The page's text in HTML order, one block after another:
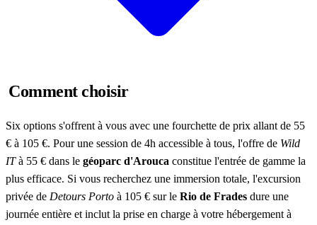
Comment choisir
Six options s'offrent à vous avec une fourchette de prix allant de 55
€ à 105 €. Pour une session de 4h accessible à tous, l'offre de Wild
ITà 55 € dans le géoparc d'Arouca constitue l'entrée de gamme la
plus efficace. Si vous recherchez une immersion totale, l'excursion
privée de Detours Porto à 105 € sur le Rio de Frades dure une
journée entière et inclut la prise en charge à votre hébergement à